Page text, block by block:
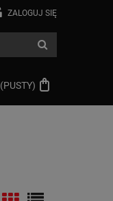
ZALOGUJ SIĘ
(PUSTY)